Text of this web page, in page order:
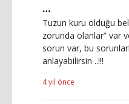
…
Tuzun kuru olduğu
zorunda olanlar” var
sorun var, bu
anlayabilirsin ..!!!
4 yıl önce